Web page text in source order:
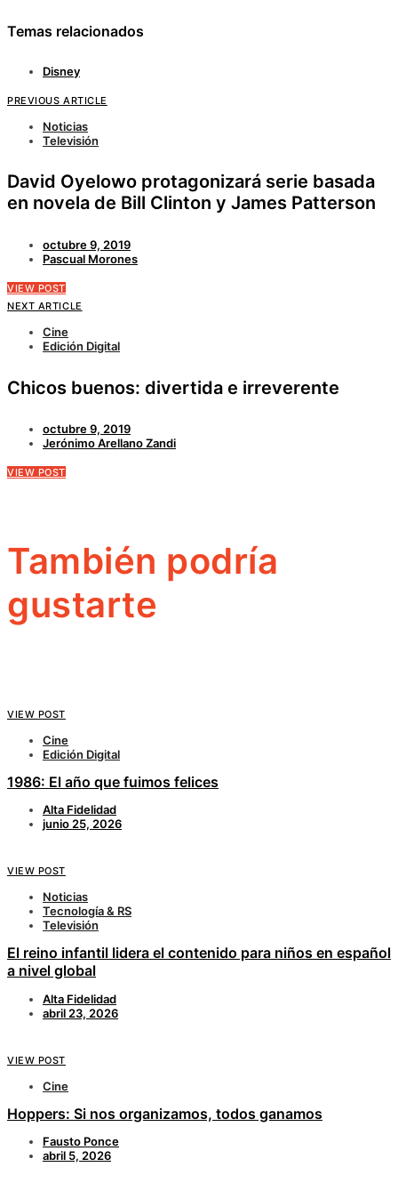
Temas relacionados
Disney
PREVIOUS ARTICLE
Noticias
Televisión
David Oyelowo protagonizará serie basada
en novela de Bill Clinton y James Patterson
octubre 9, 2019
Pascual Morones
VIEW POST
NEXT ARTICLE
Cine
Edición Digital
Chicos buenos: divertida e irreverente
octubre 9, 2019
Jerónimo Arellano Zandi
VIEW POST
También podría
gustarte
VIEW POST
Cine
Edición Digital
1986: El año que fuimos felices
Alta Fidelidad
junio 25, 2026
VIEW POST
Noticias
Tecnología & RS
Televisión
El reino infantil lidera el contenido para niños en español
a nivel global
Alta Fidelidad
abril 23, 2026
VIEW POST
Cine
Hoppers: Si nos organizamos, todos ganamos
Fausto Ponce
abril 5, 2026